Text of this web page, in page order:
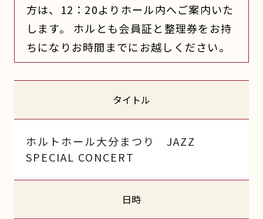
方は、12：20よりホール内へご案内いた
します。 ホルとも会員証と整理券をお持
ちになりお時間までにお越しください。
タイトル
ホルトホール大分まつり JAZZ
SPECIAL CONCERT
日時